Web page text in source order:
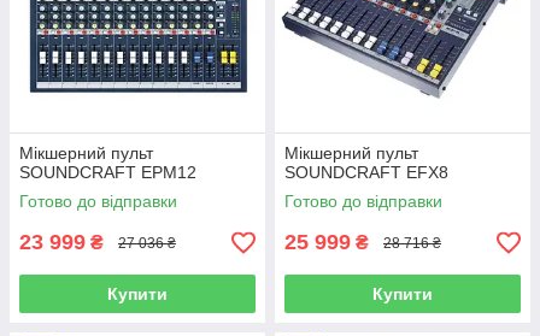
Мікшерний пульт
SOUNDCRAFT EPM12
Готово до відправки
23 999 ₴ 27 036 ₴
Купити
Мікшерний пульт
SOUNDCRAFT EFX8
Готово до відправки
25 999 ₴ 28 716 ₴
Купити